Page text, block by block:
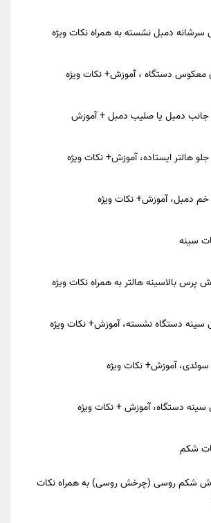
دمبل نشسته به همراه نکات ویژه
دستگاه ، آموزش+ نکات ویژه
یا صلیب دمبل + آموزش
ایستاده، آموزش+ نکات ویژه
آموزش+ نکات ویژه
هالتر به همراه نکات ویژه
نشسته، آموزش+ نکات ویژه
آموزش+ نکات ویژه
آموزش + نکات ویژه
روسی (چرخش روسی) به همراه نکات